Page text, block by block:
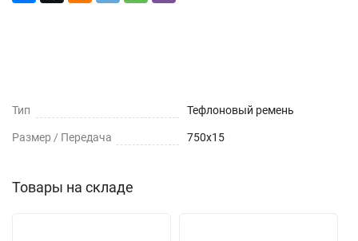
Тип Тефлоновый ремень
Размер / Передача 750х15
Товары на складе